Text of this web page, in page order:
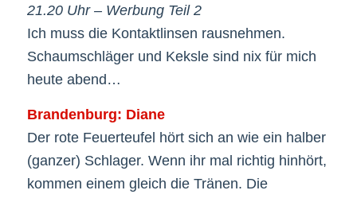
21.20 Uhr – Werbung Teil 2
Ich muss die Kontaktlinsen rausnehmen.
Schaumschläger und Keksle sind nix für mich
heute abend…
Brandenburg: Diane
Der rote Feuerteufel hört sich an wie ein halber
(ganzer) Schlager. Wenn ihr mal richtig hinhört,
kommen einem gleich die Tränen. Die